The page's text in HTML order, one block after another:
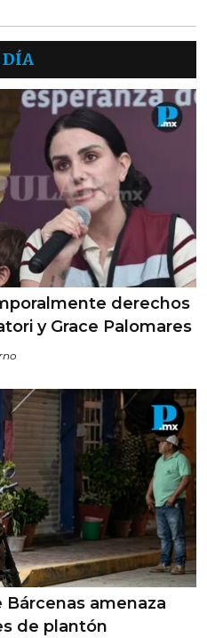
DÍA
derechos
y Grace Palomares
Bárcenas amenaza
de plantón